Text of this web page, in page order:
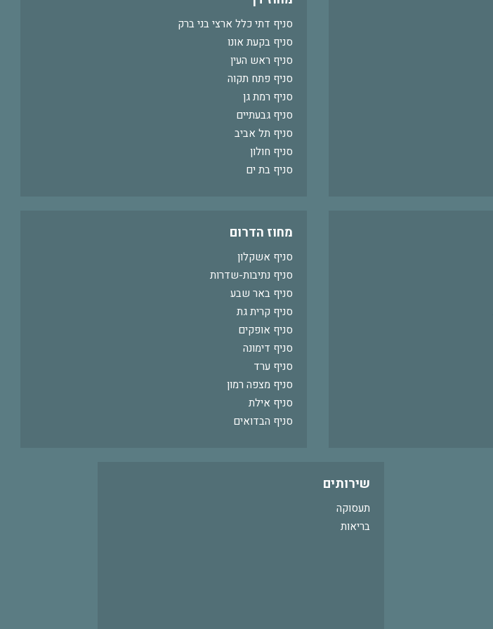
סניף דתי כלל ארצי בני ברק
סניף בקעת אונו
סניף ראש העין
סניף פתח תקוה
סניף רמת גן
סניף גבעתיים
סניף תל אביב
סניף חולון
סניף בת ים
מחוז הדרום
סניף אשקלון
סניף נתיבות-שדרות
סניף באר שבע
סניף קרית גת
סניף אופקים
סניף דימונה
סניף ערד
סניף מצפה רמון
סניף אילת
סניף הבדואים
שירותים
תעסוקה
בריאות